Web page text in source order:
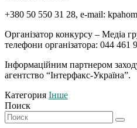
+380 50 550 31 28, e-mail:
Організатор конкурсу – Медіа
телефони організатора: 044 461
Інформаційним партнером
агентство “Інтерфакс-Україна”.
Категория Інше
Поиск